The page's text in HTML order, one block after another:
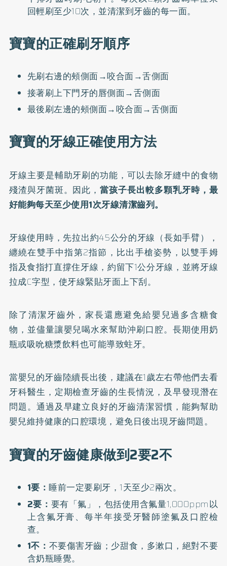
回輕刷至少10次，並清潔到牙齒的每一面。
寶寶的正確刷牙順序
先刷右邊的頰側面→咬合面→舌側面
接著刷上下門牙的唇側面→舌側面
最後刷左邊的頰側面→咬合面→舌側面
寶寶的牙線正確使用方法
牙線主要是輔助牙刷的功能，可以去除牙縫中的食物
殘渣與牙菌斑。因此，當孩子長出較多顆乳牙時，最
好能夠每天至少使用1次牙線清潔齒列。
牙線使用時，先拉出約45公分的牙線（長如手臂），
纏繞在雙手中指第2指節，比出手槍姿勢，以雙手姆
指及食指打直撐住牙線，約留下1公分牙線，並將牙線
拉成C字型，使牙線緊貼牙面上下刮。
除了清潔牙齒外，家長還應避免給嬰兒過多含糖食
物，並儘量讓嬰兒喝水來幫助沖刷口腔。長期使用奶
瓶或吸吮糖漿飲料也可能導致蛀牙。
當嬰兒的牙齒陸續長出後，建議在1歲左右帶他們去看
牙科醫生，定期檢查牙齒的生長情況，及早發現潛在
問題。通過及早建立良好的牙齒清潔習慣，能夠幫助
嬰兒維持健康的口腔環境，避免日後出現牙齒問題。
寶寶的牙齒健康做到2要2不
1要：睡前一定要刷牙，1天至少2兩次。
2要： 要有「氟」，包括使用含氟量1,000ppm以
上含氟牙膏、每半年接受牙醫師塗氟及口腔檢
查。
1不： 不要傷害牙齒；少甜食，多漱口，絕對不要
含奶瓶睡覺。